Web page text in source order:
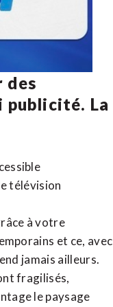
des
publicité. La
télévision
à votre
et ce, avec
jamais ailleurs.
fragilisés,
le paysage